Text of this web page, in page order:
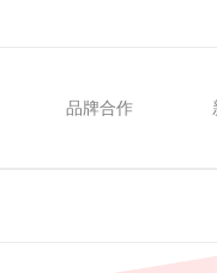
品牌合作